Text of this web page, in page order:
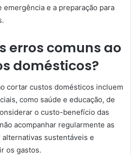
emergência e a preparação para
erros comuns ao
domésticos?
cortar custos domésticos incluem
como saúde e educação, de
o custo-benefício das
acompanhar regularmente as
sustentáveis e
os gastos.